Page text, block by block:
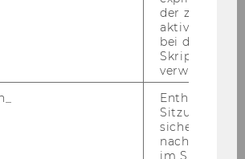
the time remaining to
year period. Persons who
employed at WU in an
non-tenure track position
in this position at WU
employee) due to legal
der zur
aktiver
bei der
verwendet
Enthält die
sicher, dass
im